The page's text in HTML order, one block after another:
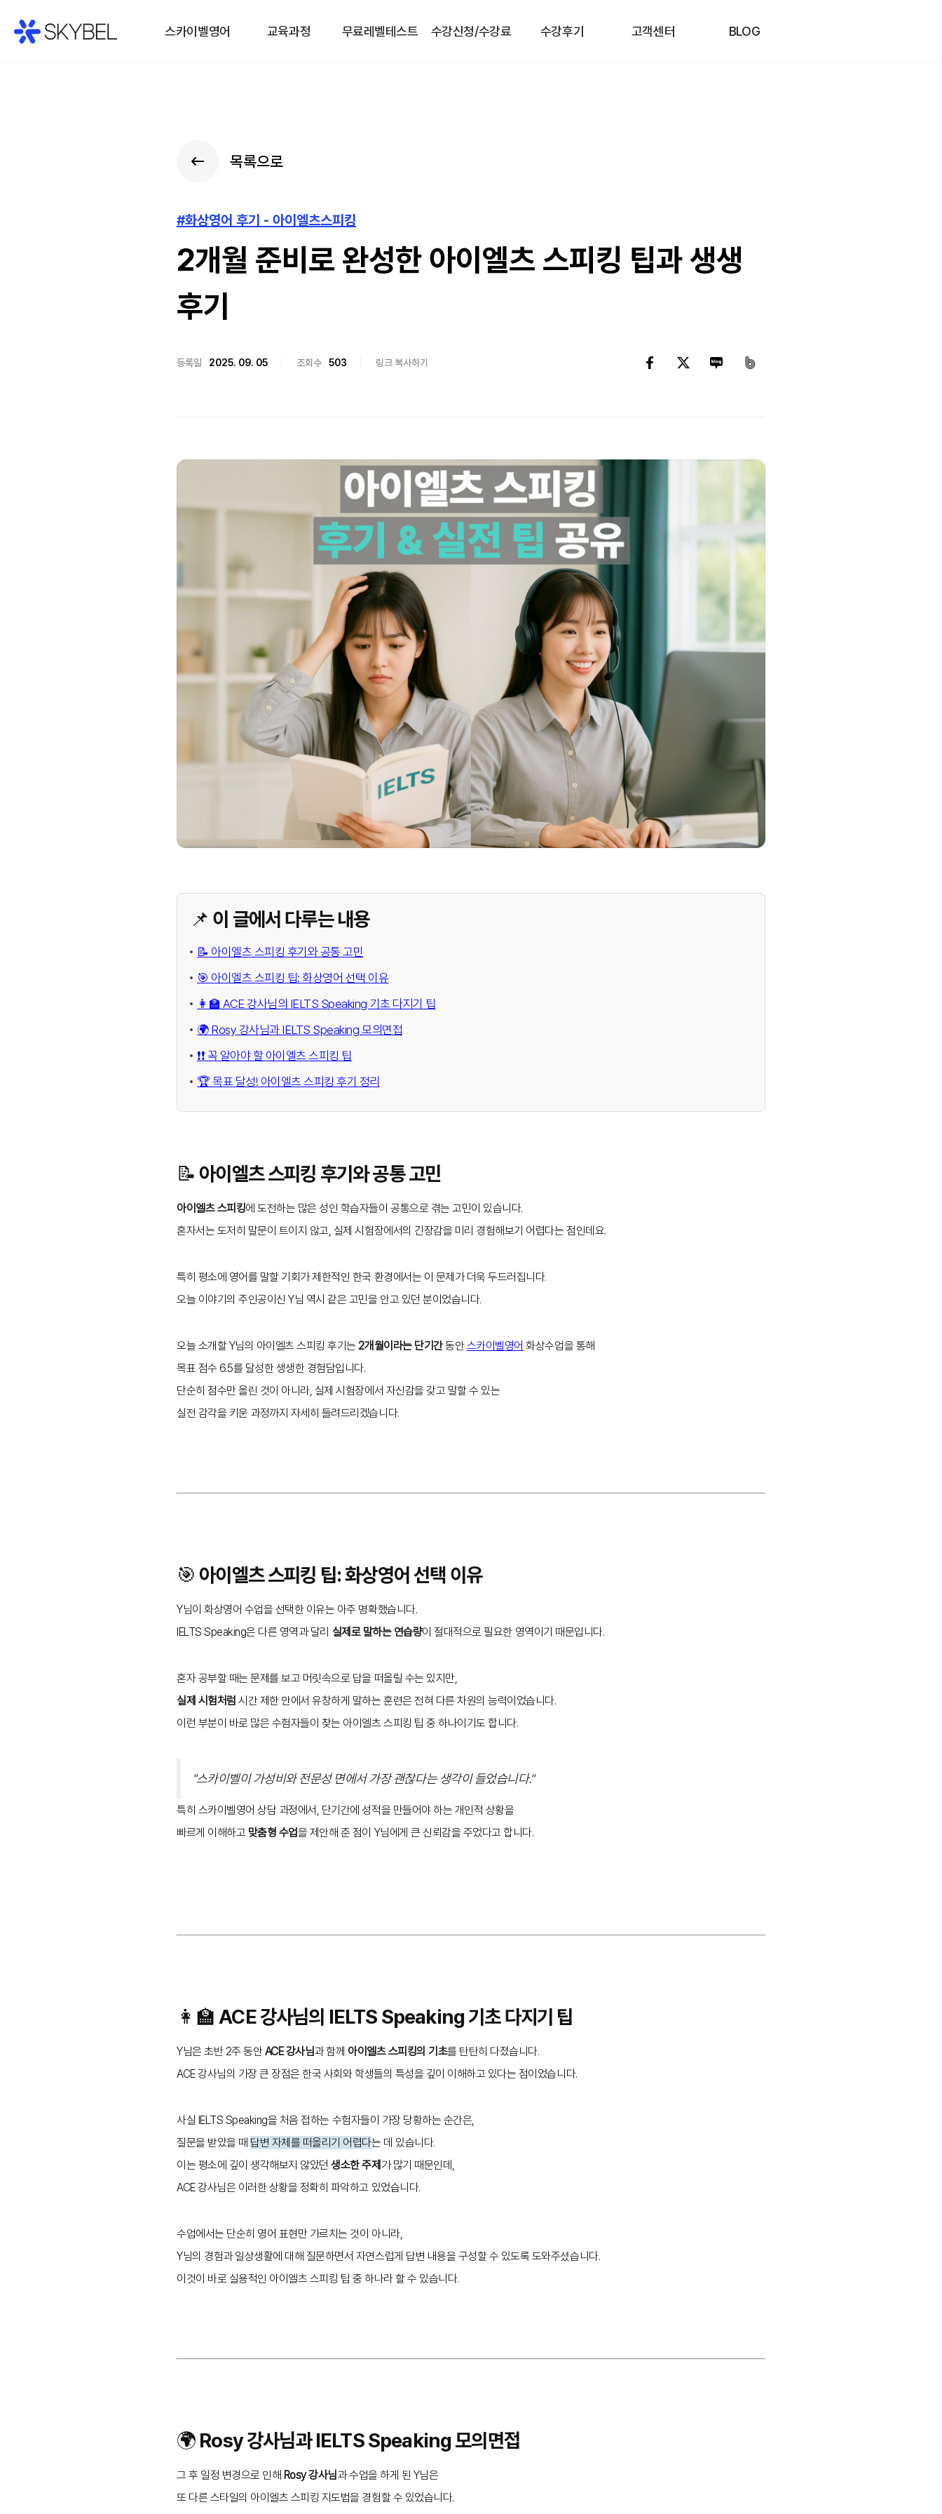
스카이벨영어 교육과정 무료레벨테스트 수강신청/수강료 수강후기 고객센터 BLOG
목록으로
#화상영어 후기 - 아이엘츠스피킹
2개월 준비로 완성한 아이엘츠 스피킹 팁과 생생
후기
등록일 2025. 09. 05 조회수 503 링크 복사하기
📌 이 글에서 다루는 내용
📝 아이엘츠 스피킹 후기와 공통 고민
🎯 아이엘츠 스피킹 팁: 화상영어 선택 이유
👩‍🏫 ACE 강사님의 IELTS Speaking 기초 다지기 팁
🌍 Rosy 강사님과 IELTS Speaking 모의면접
❗️❗️ 꼭 알아야 할 아이엘츠 스피킹 팁
🏆 목표 달성! 아이엘츠 스피킹 후기 정리
📝 아이엘츠 스피킹 후기와 공통 고민
아이엘츠 스피킹에 도전하는 많은 성인 학습자들이 공통으로 겪는 고민이 있습니다.
혼자서는 도저히 말문이 트이지 않고, 실제 시험장에서의 긴장감을 미리 경험해보기 어렵다는 점인데요.
특히 평소에 영어를 말할 기회가 제한적인 한국 환경에서는 이 문제가 더욱 두드러집니다.
오늘 이야기의 주인공이신 Y님 역시 같은 고민을 안고 있던 분이었습니다.
오늘 소개할 Y님의 아이엘츠 스피킹 후기는 2개월이라는 단기간동안 스카이벨영어 화상수업을 통해
목표 점수 6.5를 달성한 생생한 경험담입니다.
단순히 점수만 올린 것이 아니라, 실제 시험장에서 자신감을 갖고 말할 수 있는
실전 감각을 키운 과정까지 자세히 들려드리겠습니다.
🎯 아이엘츠 스피킹 팁: 화상영어 선택 이유
Y님이 화상영어 수업을 선택한 이유는 아주 명확했습니다.
IELTS Speaking은 다른 영역과 달리 실제로 말하는 연습량이 절대적으로 필요한 영역이기 때문입니다.
혼자 공부할 때는 문제를 보고 머릿속으로 답을 떠올릴 수는 있지만,
실제 시험처럼 시간 제한 안에서 유창하게 말하는 훈련은 전혀 다른 차원의 능력이었습니다.
이런 부분이 바로 많은 수험자들이 찾는 아이엘츠 스피킹 팁 중 하나이기도 합니다.
"스카이벨이 가성비와 전문성 면에서 가장 괜찮다는 생각이 들었습니다."
특히 스카이벨영어 상담 과정에서, 단기간에 성적을 만들어야 하는 개인적 상황을
빠르게 이해하고 맞춤형 수업을 제안해 준 점이 Y님에게 큰 신뢰감을 주었다고 합니다.
👩‍🏫 ACE 강사님의 IELTS Speaking 기초 다지기 팁
Y님은 초반 2주 동안 ACE 강사님과 함께 아이엘츠 스피킹의 기초를 탄탄히 다졌습니다.
ACE 강사님의 가장 큰 장점은 한국 사회와 학생들의 특성을 깊이 이해하고 있다는 점이었습니다.
사실 IELTS Speaking을 처음 접하는 수험자들이 가장 당황하는 순간은,
질문을 받았을 때 답변 자체를 떠올리기 어렵다는 데 있습니다.
이는 평소에 깊이 생각해보지 않았던생소한 주제 가 많기 때문인데,
ACE 강사님은 이러한 상황을 정확히 파악하고 있었습니다.
수업에서는 단순히 영어 표현만 가르치는 것이 아니라,
Y님의 경험과 일상생활에 대해 질문하면서 자연스럽게 답변 내용을 구성할 수 있도록 도와주셨습니다.
이것이 바로 실용적인 아이엘츠 스피킹 팁 중 하나라 할 수 있습니다.
🌍 Rosy 강사님과 IELTS Speaking 모의면접
그 후 일정 변경으로 인해 Rosy 강사님 과 수업을 하게 된 Y님은
또 다른 스타일의 아이엘츠 스피킹 지도법을 경험할 수 있었습니다.